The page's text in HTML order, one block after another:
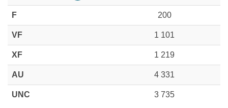
F 200
VF 1 101
XF 1 219
AU 4 331
UNC 3 735